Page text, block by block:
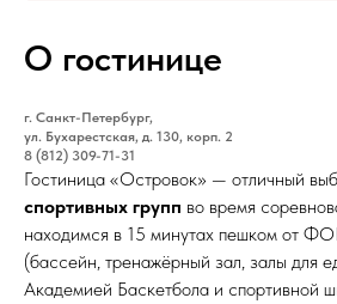
О гостинице
г. Санкт-Петербург,
ул. Бухарестская, д. 130, корп. 2
8 (812) 309-71-31
Гостиница «Островок» — отличный
спортивных групп во время
находимся в 15 минутах пешком от
(бассейн, тренажёрный зал, залы для
Академией Баскетбола и спортивной